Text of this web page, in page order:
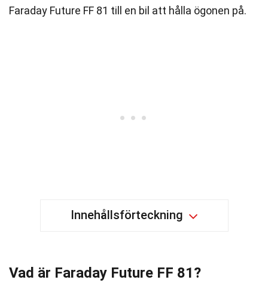
Faraday Future FF 81 till en bil att hålla ögonen på.
Innehållsförteckning
Vad är Faraday Future FF 81?